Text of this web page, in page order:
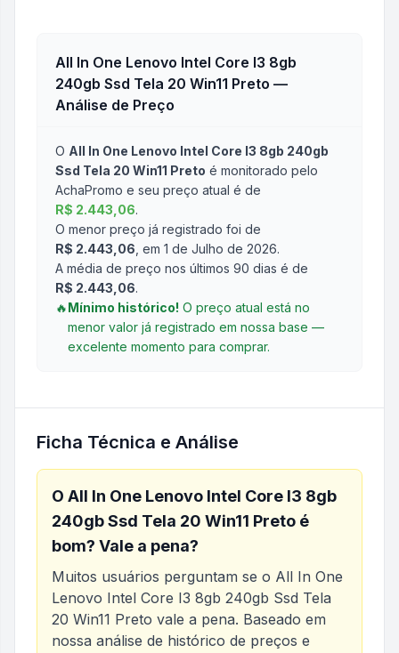
All In One Lenovo Intel Core I3 8gb
240gb Ssd Tela 20 Win11 Preto —
Análise de Preço
O All In One Lenovo Intel Core I3 8gb 240gb
Ssd Tela 20 Win11 Preto é monitorado pelo
AchaPromo e seu preço atual é de
R$ 2.443,06.
O menor preço já registrado foi de
R$ 2.443,06 , em 1 de Julho de 2026.
A média de preço nos últimos 90 dias é de
R$ 2.443,06.
🔥Mínimo histórico! O preço atual está no
menor valor já registrado em nossa base —
excelente momento para comprar.
Ficha Técnica e Análise
O All In One Lenovo Intel Core I3 8gb
240gb Ssd Tela 20 Win11 Preto é
bom? Vale a pena?
Muitos usuários perguntam se o All In One
Lenovo Intel Core I3 8gb 240gb Ssd Tela
20 Win11 Preto vale a pena. Baseado em
nossa análise de histórico de preços e